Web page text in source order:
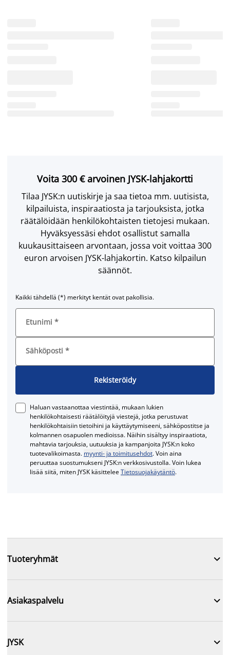
Voita 300 € arvoinen JYSK-lahjakortti
Tilaa JYSK:n uutiskirje ja saa tietoa mm. uutisista,
kilpailuista, inspiraatiosta ja tarjouksista, jotka
räätälöidään henkilökohtaisten tietojesi mukaan.
Hyväksyessäsi ehdot osallistut samalla
kuukausittaiseen arvontaan, jossa voit voittaa 300
euron arvoisen JYSK-lahjakortin. Katso kilpailun
säännöt.
Kaikki tähdellä (*) merkityt kentät ovat pakollisia.
Etunimi *
Sähköposti *
Rekisteröidy
Haluan vastaanottaa viestintää, mukaan lukien
henkilökohtaisesti räätälöityjä viestejä, jotka perustuvat
henkilökohtaisiin tietoihini ja käyttäytymiseeni, sähköpostitse ja
kolmannen osapuolen medioissa. Näihin sisältyy inspiraatiota,
mahtavia tarjouksia, uutuuksia ja kampanjoita JYSK:n koko
tuotevalikoimasta. myynti- ja toimitusehdot. Voin aina
peruuttaa suostumukseni JYSK:n verkkosivustolla. Voin lukea
lisää siitä, miten JYSK käsitteleeTietosuojakäytäntö.
Tuoteryhmät 
Asiakaspalvelu 
JYSK 